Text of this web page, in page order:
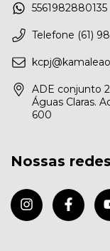
5561982880135
Telefone (61)
ADE conjunto
Águas Claras.
600
Nossas